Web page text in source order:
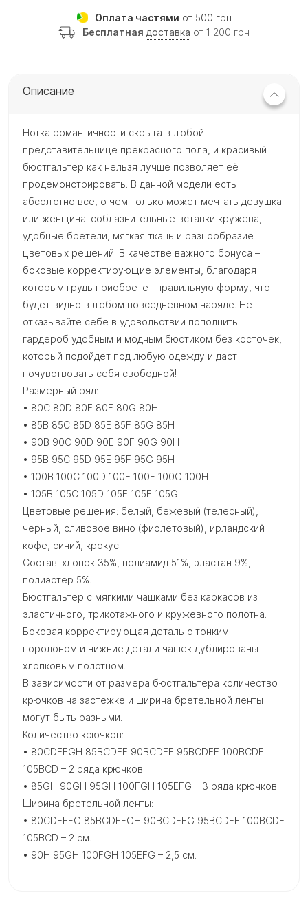
Оплата частями от 500 грн
Бесплатная доставка от 1 200 грн
Описание
Нотка романтичности скрыта в любой
представительнице прекрасного пола, и красивый
бюстгальтер как нельзя лучше позволяет её
продемонстрировать. В данной модели есть
абсолютно все, о чем только может мечтать девушка
или женщина: соблазнительные вставки кружева,
удобные бретели, мягкая ткань и разнообразие
цветовых решений. В качестве важного бонуса –
боковые корректирующие элементы, благодаря
которым грудь приобретет правильную форму, что
будет видно в любом повседневном наряде. Не
отказывайте себе в удовольствии пополнить
гардероб удобным и модным бюстиком без косточек,
который подойдет под любую одежду и даст
почувствовать себя свободной!
Размерный ряд:
• 80C 80D 80E 80F 80G 80H
• 85B 85C 85D 85E 85F 85G 85H
• 90B 90C 90D 90E 90F 90G 90H
• 95B 95C 95D 95E 95F 95G 95H
• 100B 100C 100D 100E 100F 100G 100H
• 105B 105C 105D 105E 105F 105G
Цветовые решения: белый, бежевый (телесный),
черный, сливовое вино (фиолетовый), ирландский
кофе, синий, крокус.
Состав: хлопок 35%, полиамид 51%, эластан 9%,
полиэстер 5%.
Бюстгальтер с мягкими чашками без каркасов из
эластичного, трикотажного и кружевного полотна.
Боковая корректирующая деталь с тонким
поролоном и нижние детали чашек дублированы
хлопковым полотном.
В зависимости от размера бюстгальтера количество
крючков на застежке и ширина бретельной ленты
могут быть разными.
Количество крючков:
• 80CDEFGH 85BCDEF 90BCDEF 95BCDEF 100BCDE
105BCD – 2 ряда крючков.
• 85GH 90GH 95GH 100FGH 105EFG – 3 ряда крючков.
Ширина бретельной ленты:
• 80CDEFFG 85BCDEFGH 90BCDEFG 95BCDEF 100BCDE
105BCD – 2 см.
• 90H 95GH 100FGH 105EFG – 2,5 см.